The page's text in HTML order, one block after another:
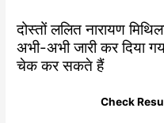
दोस्तों ललित नारायण
अभी-अभी जारी कर दिया
चेक कर सकते हैं
Check